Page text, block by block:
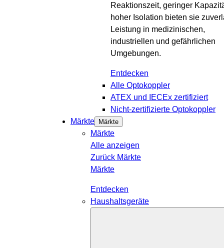
Reaktionszeit, geringer
hoher Isolation bieten sie
Leistung in medizinischen,
industriellen und gefährlichen
Umgebungen.
Entdecken
Alle Optokoppler
ATEX und IECEx zertifiziert
Nicht-zertifizierte Optokoppler
Märkte
Märkte
Märkte
Alle anzeigen
Zurück Märkte
Märkte
Entdecken
Haushaltsgeräte